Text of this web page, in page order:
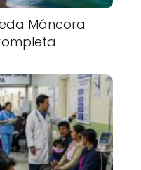
Máncora